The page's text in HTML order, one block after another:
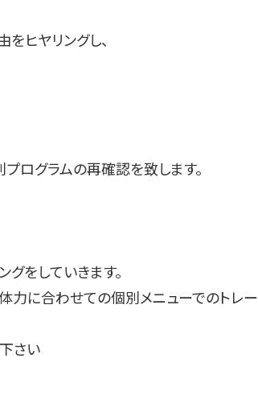
ヒヤリングし、
ログラムの再確認を致します。
をしていきます。
力に合わせての個別メニューでのトレー
さい